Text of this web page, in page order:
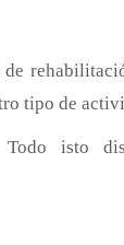
de
tipo de
Todo isto